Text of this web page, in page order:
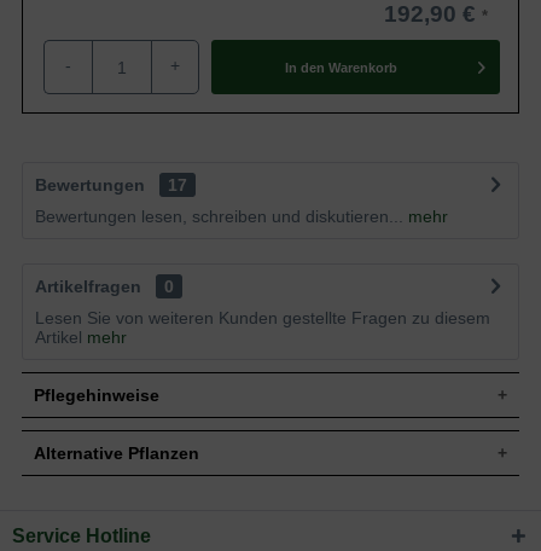
192,90 €
- + In den Warenkorb
Bewertungen
17
Bewertungen lesen, schreiben und diskutieren...
mehr
Artikelfragen
0
Lesen Sie von weiteren Kunden gestellte Fragen zu diesem
Artikel mehr
Pflegehinweise
Pflanz- und Pflegetipps Cephalotaxus
Alternative Pflanzen
Sie suchen eine Alternative?
Service Hotline